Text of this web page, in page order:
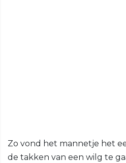
Zo vond het mannetje het
de takken van een wilg te